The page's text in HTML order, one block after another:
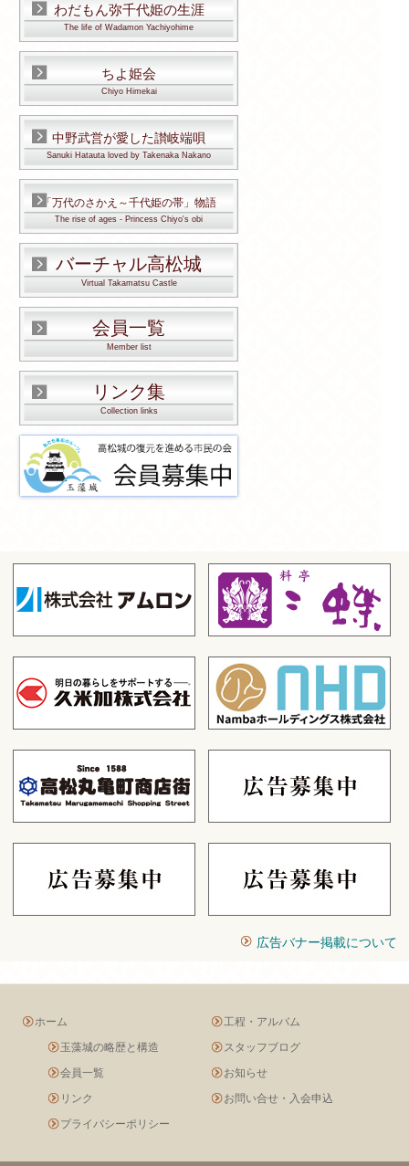
わだもん弥千代姫の生涯
The life of Wadamon Yachiyohime
ちよ姫会
Chiyo Himekai
中野武営が愛した讃岐端唄
Sanuki Hatauta loved by Takenaka Nakano
「万代のさかえ～千代姫の帯」物語
The rise of ages - Princess Chiyo's obi
バーチャル高松城
Virtual Takamatsu Castle
会員一覧
Member list
リンク集
Collection links
広告バナー掲載について
ホーム
玉藻城の略歴と構造
会員一覧
リンク
プライバシーポリシー
工程・アルバム
スタッフブログ
お知らせ
お問い合せ・入会申込